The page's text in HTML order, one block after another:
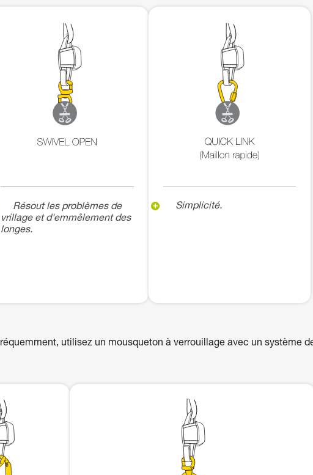
Résout les problèmes de
vrillage et d'emmêlement des
longes.
Simplicité.
utilisez un mousqueton à verrouillage avec un système